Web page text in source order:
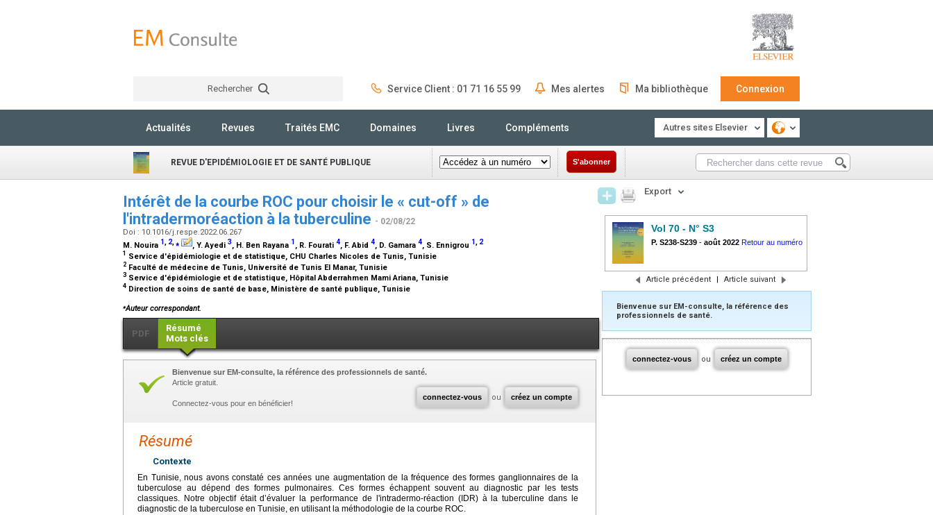
Rechercher Service Client : 01 71 16 55 99 Mes alertes Ma bibliothèque Connexion
Actualités Revues Traités EMC Domaines Livres Compléments Autres sites Elsevier
REVUE D'EPIDÉMIOLOGIE ET DE SANTÉ PUBLIQUE S'abonner
Intérêt de la courbe ROC pour choisir le « cut-off » de
l'intradermoréaction à la tuberculine - 02/08/22
Doi : 10.1016/j.respe.2022.06.267
M. Nouira 1, 2,⁎ , Y. Ayedi 3, H. Ben Rayana 1 , R. Fourati 4, F. Abid 4, D. Gamara 4, S. Ennigrou 1, 2
1 Service d'épidémiologie et de statistique, CHU Charles Nicoles de Tunis, Tunisie
2 Faculté de médecine de Tunis, Université de Tunis El Manar, Tunisie
3 Service d'épidémiologie et de statistique, Hôpital Abderrahmen Mami Ariana, Tunisie
4 Direction de soins de santé de base, Ministère de santé publique, Tunisie
⁎Auteur correspondant.
PDF
Résumé
Mots clés
connectez-vous ou créez un compte
Bienvenue sur EM-consulte, la référence des professionnels de santé.
Article gratuit.
Connectez-vous pour en bénéficier!
Résumé
Contexte
En Tunisie, nous avons constaté ces années une augmentation de la fréquence des formes ganglionnaires de la
tuberculose au dépend des formes pulmonaires. Ces formes échappent souvent au diagnostic par les tests
classiques. Notre objectif était d’évaluer la performance de l'intradermo-réaction (IDR) à la tuberculine dans le
diagnostic de la tuberculose en Tunisie, en utilisant la méthodologie de la courbe ROC.
Export
Vol 70 - N° S3
P. S238-S239 - août 2022 Retour au numéro
Article précédent | Article suivant
Bienvenue sur EM-consulte, la référence des
professionnels de santé.
connectez-vous ou créez un compte